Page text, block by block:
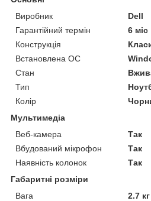
Виробник
Dell
Гарантійний термін
6 міс
Конструкція
Встановлена ОС
Стан
Тип
Колір
Мультимедіа
Веб-камера
Так
Вбудований мікрофон
Так
Наявність колонок
Так
Габаритні розміри
Вага
2.7 кг